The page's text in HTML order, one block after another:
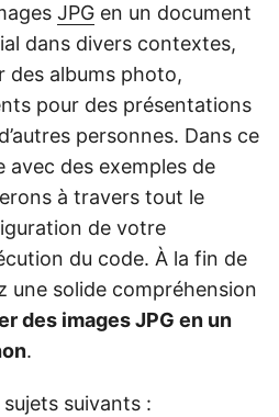
JPG en un document
dans divers contextes,
des albums photo,
pour des présentations
personnes. Dans ce
avec des exemples de
à travers tout le
de votre
du code. À la fin de
une solide compréhension
des images JPG en un
.
suivants :